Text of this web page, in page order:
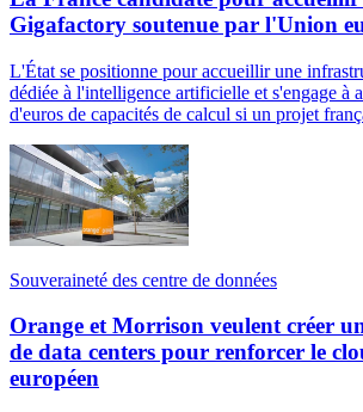
Gigafactory soutenue par l'Union
L'État se positionne pour accueillir une
dédiée à l'intelligence artificielle et s'engage à
d'euros de capacités de calcul si un projet
Souveraineté des centre de données
Orange et Morrison veulent créer
de data centers pour renforcer le
européen